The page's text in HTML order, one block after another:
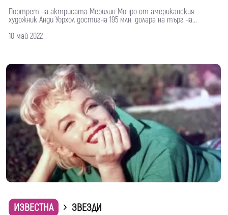
Портрет на актрисата Мерилин Монро от американския
художник Анди Уорхол достигна 195 млн. долара на търг на...
10 май 2022
ИЗВЕСТНА
ЗВЕЗДИ